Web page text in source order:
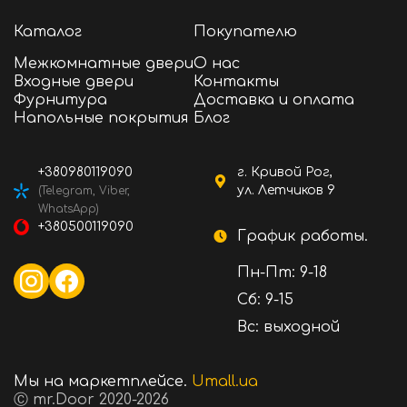
Каталог
Межкомнатные двери
Входные двери
Фурнитура
Напольные покрытия
Покупателю
О нас
Контакты
Доставка и оплата
Блог
г. Кривой Рог,
ул. Летчиков 9
График работы.
Пн-Пт: 9-18
Сб: 9-15
Вс: выходной
+380980119090
(Telegram, Viber,
WhatsApp)
+380500119090
Ⓒ mr.Door 2020-2026
Мы на маркетплейсе. Umall.ua